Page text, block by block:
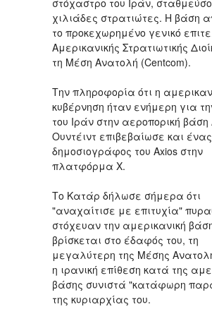
στόχαστρο του Ιράν,
χιλιάδες στρατιώτες. Η βάση
το προκεχωρημένο γενικό
Αμερικανικής Στρατιωτικής
τη Μέση Ανατολή (Centcom).
Την πληροφορία ότι η
κυβέρνηση ήταν ενήμερη για
του Ιράν στην αεροπορική βάση
Ουντέιντ επιβεβαίωσε και ένας
δημοσιογράφος του Axios στην
πλατφόρμα Χ.
Το Κατάρ δήλωσε σήμερα ότι
"αναχαίτισε με επιτυχία"
στόχευαν την αμερικανική
βρίσκεται στο έδαφός του, τη
μεγαλύτερη της Μέσης
η ιρανική επίθεση κατά της
βάσης συνιστά "κατάφωρη
της κυριαρχίας του.